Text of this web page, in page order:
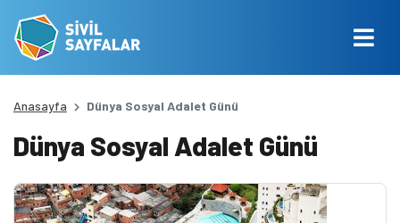
Anasayfa Dünya Sosyal Adalet Günü
Dünya Sosyal Adalet Günü